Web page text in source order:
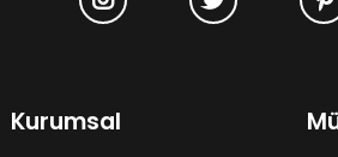
Kurumsal